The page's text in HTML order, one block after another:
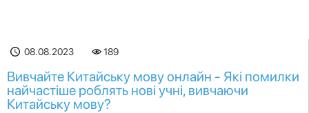
08.08.2023 189
Вивчайте Китайську мову онлайн - Які помилки
найчастіше роблять нові учні, вивчаючи
Китайську мову?